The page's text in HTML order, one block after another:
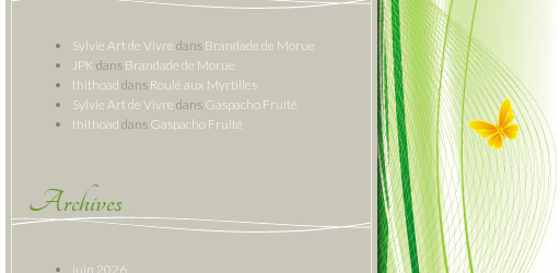
Sylvie Art de Vivre dans Brandade de Morue
JPK dans Brandade de Morue
thithoad dans Roulé aux Myrtilles
Sylvie Art de Vivre dans Gaspacho Fruité
thithoad dans Gaspacho Fruité
Archives
juin 2026